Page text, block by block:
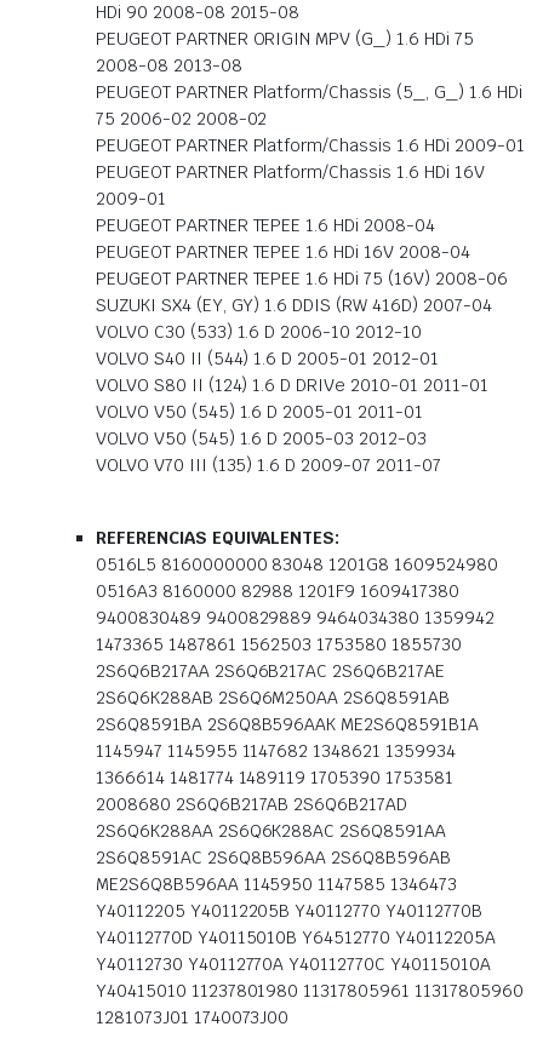
HDi 90 2008-08 2015-08
PEUGEOT PARTNER ORIGIN MPV (G_) 1.6 HDi 75
2008-08 2013-08
PEUGEOT PARTNER Platform/Chassis (5_, G_) 1.6 HDi
75 2006-02 2008-02
PEUGEOT PARTNER Platform/Chassis 1.6 HDi 2009-01
PEUGEOT PARTNER Platform/Chassis 1.6 HDi 16V
2009-01
PEUGEOT PARTNER TEPEE 1.6 HDi 2008-04
PEUGEOT PARTNER TEPEE 1.6 HDi 16V 2008-04
PEUGEOT PARTNER TEPEE 1.6 HDi 75 (16V) 2008-06
SUZUKI SX4 (EY, GY) 1.6 DDIS (RW 416D) 2007-04
VOLVO C30 (533) 1.6 D 2006-10 2012-10
VOLVO S40 II (544) 1.6 D 2005-01 2012-01
VOLVO S80 II (124) 1.6 D DRIVe 2010-01 2011-01
VOLVO V50 (545) 1.6 D 2005-01 2011-01
VOLVO V50 (545) 1.6 D 2005-03 2012-03
VOLVO V70 III (135) 1.6 D 2009-07 2011-07
REFERENCIAS EQUIVALENTES:
0516L5 8160000000 83048 1201G8 1609524980
0516A3 8160000 82988 1201F9 1609417380
9400830489 9400829889 9464034380 1359942
1473365 1487861 1562503 1753580 1855730
2S6Q6B217AA 2S6Q6B217AC 2S6Q6B217AE
2S6Q6K288AB 2S6Q6M250AA 2S6Q8591AB
2S6Q8591BA 2S6Q8B596AAK ME2S6Q8591B1A
1145947 1145955 1147682 1348621 1359934
1366614 1481774 1489119 1705390 1753581
2008680 2S6Q6B217AB 2S6Q6B217AD
2S6Q6K288AA 2S6Q6K288AC 2S6Q8591AA
2S6Q8591AC 2S6Q8B596AA 2S6Q8B596AB
ME2S6Q8B596AA 1145950 1147585 1346473
Y40112205 Y40112205B Y40112770 Y40112770B
Y40112770D Y40115010B Y64512770 Y40112205A
Y40112730 Y40112770A Y40112770C Y40115010A
Y40415010 11237801980 11317805961 11317805960
1281073J01 1740073J00